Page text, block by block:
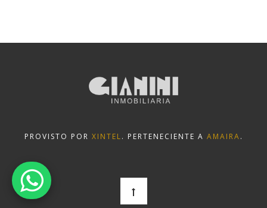
PROVISTO POR XINTEL. PERTENECIENTE A AMAIRA.